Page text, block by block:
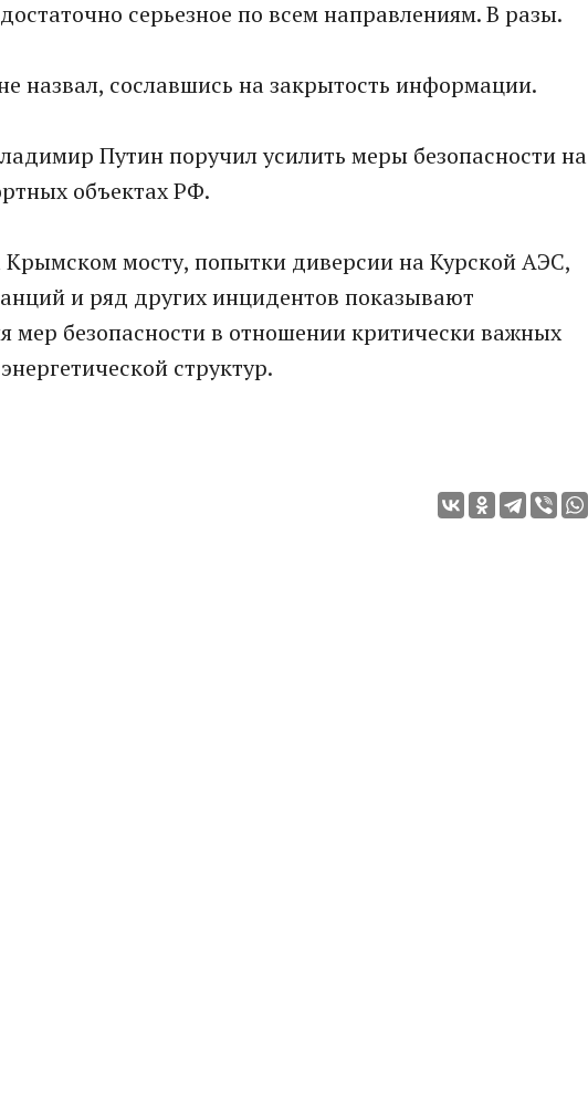
серьезное по всем направлениям. В разы.
назвал, сославшись на закрытость информации.
Путин поручил усилить меры безопасности на
объектах РФ.
мосту, попытки диверсии на Курской АЭС,
и ряд других инцидентов показывают
мер безопасности в отношении критически важных
структур.